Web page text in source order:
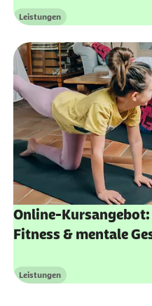
Kategorie
Leistungen
Online-Kursangebot:
Fitness & mentale
Kategorie
Leistungen